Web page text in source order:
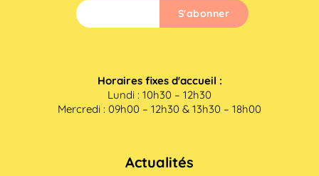
Horaires fixes d'accueil :
Lundi : 10h30 – 12h30
Mercredi : 09h00 – 12h30 & 13h30 – 18h00
Actualités